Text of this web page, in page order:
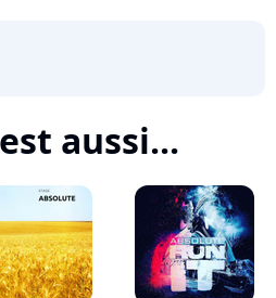
aussi...